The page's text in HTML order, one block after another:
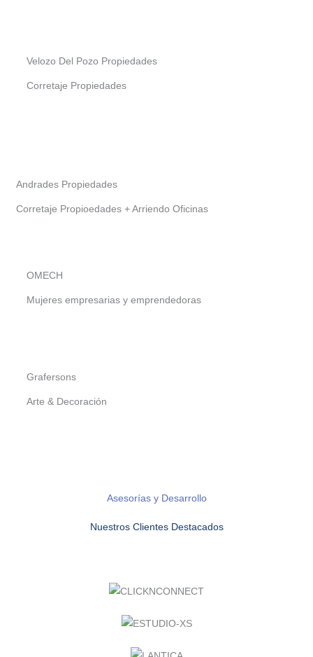
Velozo Del Pozo Propiedades
Corretaje Propiedades
Andrades Propiedades
Corretaje Propioedades + Arriendo Oficinas
OMECH
Mujeres empresarias y emprendedoras
Grafersons
Arte & Decoración
Asesorías y Desarrollo
Nuestros Clientes Destacados